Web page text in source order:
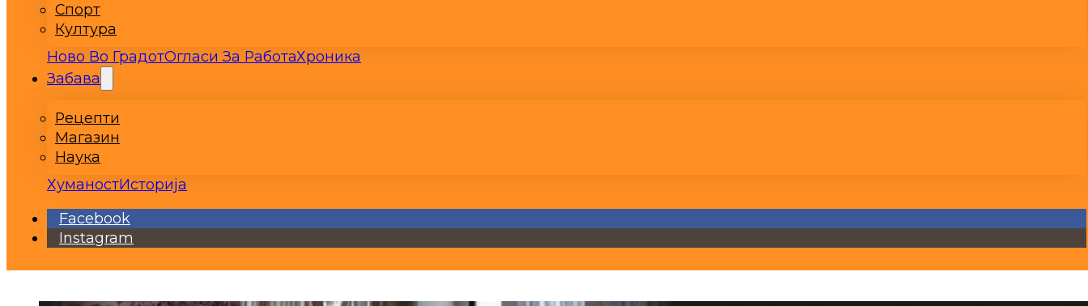
Спорт
Култура
Ново Во ГрадотОгласи За РаботаХроника
Забава
Рецепти
Магазин
Наука
ХуманостИсторија
Facebook
Instagram